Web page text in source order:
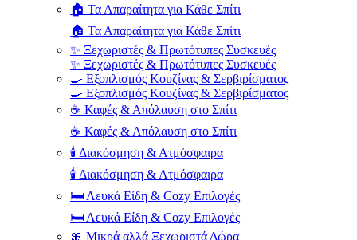
🏠 Τα Απαραίτητα για Κάθε Σπίτι
🏠 Τα Απαραίτητα για Κάθε Σπίτι
✨ Ξεχωριστές & Πρωτότυπες Συσκευές
✨ Ξεχωριστές & Πρωτότυπες Συσκευές
🍳 Εξοπλισμός Κουζίνας & Σερβιρίσματος
🍳 Εξοπλισμός Κουζίνας & Σερβιρίσματος
☕ Καφές & Απόλαυση στο Σπίτι
☕ Καφές & Απόλαυση στο Σπίτι
🕯️ Διακόσμηση & Ατμόσφαιρα
🕯️ Διακόσμηση & Ατμόσφαιρα
🛏️ Λευκά Είδη & Cozy Επιλογές
🛏️ Λευκά Είδη & Cozy Επιλογές
🎀 Μικρά αλλά Ξεχωριστά Δώρα